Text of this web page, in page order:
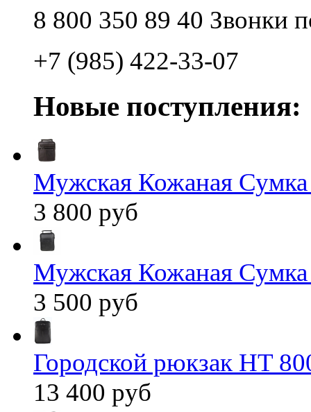
8 800 350 89 40 Звонки
+7 (985) 422-33-07
Новые поступления:
Мужская Кожаная
3 800 руб
Мужская Кожаная
3 500 руб
Городской рюкзак HT
13 400 руб